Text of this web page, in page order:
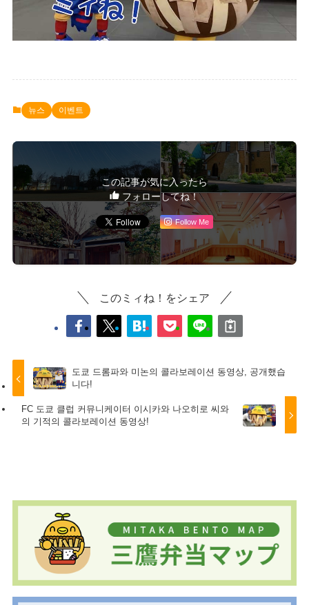
뉴스 이벤트
この記事が気に入ったら
フォローしてね！
Follow Me
このミィね！をシェア
도쿄 드롬파와 미논의 콜라보레이션 동영상, 공개했습
니다!
FC 도쿄 클럽 커뮤니케이터 이시카와 나오히로 씨와
의 기적의 콜라보레이션 동영상!